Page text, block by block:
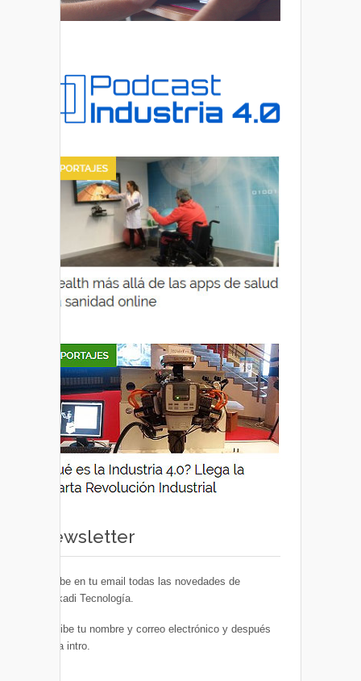
Newsletter
Recibe en tu email todas las novedades de
Euskadi Tecnología.
Escribe tu nombre y correo electrónico y después
pulsa intro.